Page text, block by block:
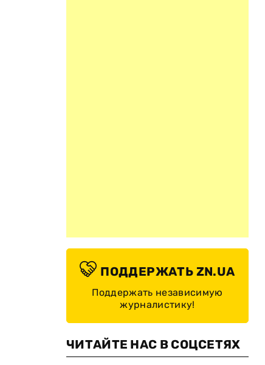
ПОДДЕРЖАТЬ ZN.UA
Поддержать независимую
журналистику!
ЧИТАЙТЕ НАС В СОЦСЕТЯХ